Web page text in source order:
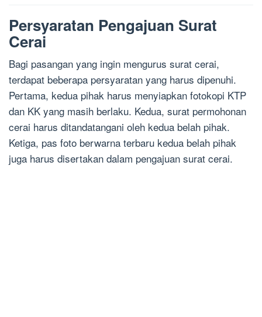
Persyaratan Pengajuan Surat
Cerai
Bagi pasangan yang ingin mengurus surat cerai,
terdapat beberapa persyaratan yang harus dipenuhi.
Pertama, kedua pihak harus menyiapkan fotokopi KTP
dan KK yang masih berlaku. Kedua, surat permohonan
cerai harus ditandatangani oleh kedua belah pihak.
Ketiga, pas foto berwarna terbaru kedua belah pihak
juga harus disertakan dalam pengajuan surat cerai.